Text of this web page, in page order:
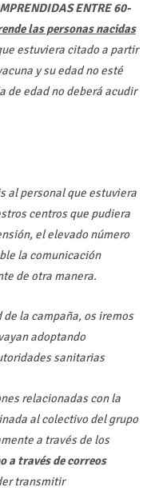
ENTRE 60-
las personas nacidas
estuviera citado a partir
y su edad no esté
de edad no deberá acudir
al personal que estuviera
centros que pudiera
el elevado número
la comunicación
de otra manera.
la campaña, os iremos
adoptando
sanitarias
relacionadas con la
al colectivo del grupo
a través de los
a través de correos
transmitir